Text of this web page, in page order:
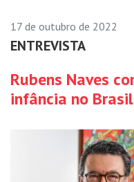
17 de outubro de 2022
ENTREVISTA
Rubens Naves
infância no Brasil